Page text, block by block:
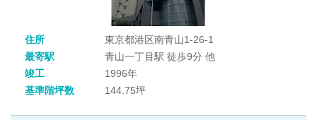
住所
東京都港区南青山1-26-1
最寄駅
青山一丁目駅 徒歩9分 他
竣工
1996年
基準階坪数
144.75坪